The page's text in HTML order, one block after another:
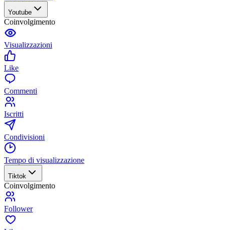
Youtube
Coinvolgimento
Visualizzazioni
Like
Commenti
Iscritti
Condivisioni
Tempo di visualizzazione
Tiktok
Coinvolgimento
Follower